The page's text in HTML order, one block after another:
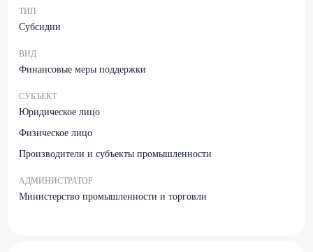
ТИП
Субсидии
ВИД
Финансовые меры поддержки
СУБЪЕКТ
Юридическое лицо
Физическое лицо
Производители и субъекты промышленности
АДМИНИСТРАТОР
Министерство промышленности и торговли